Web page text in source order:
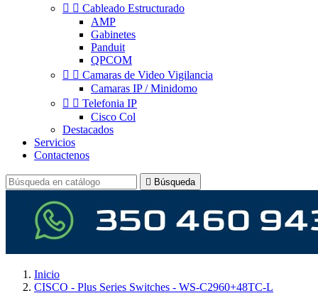
  Cableado Estructurado
AMP
Gabinetes
Panduit
QPCOM
  Camaras de Video Vigilancia
Camaras IP / Minidomo
  Telefonia IP
Cisco Col
Destacados
Servicios
Contactenos
 Búsqueda
Inicio
CISCO - Plus Series Switches - WS-C2960+48TC-L